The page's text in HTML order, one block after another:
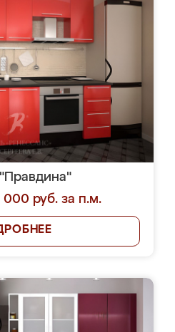
000 руб. за п.м.